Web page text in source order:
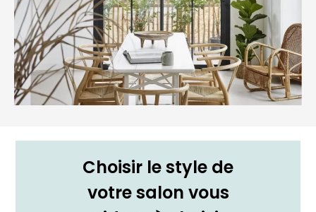
Choisir le style de
votre salon vous